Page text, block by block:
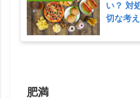
い？ 対
切な考
肥満